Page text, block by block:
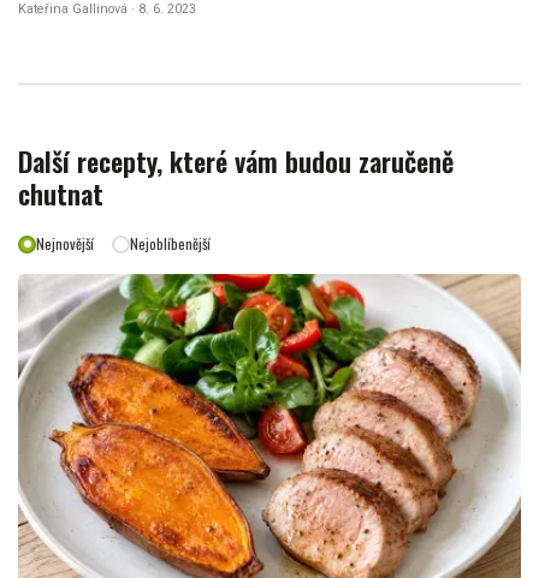
Kateřina Gallinová · 8. 6. 2023
Další recepty, které vám budou zaručeně
chutnat
Nejnovější Nejoblíbenější